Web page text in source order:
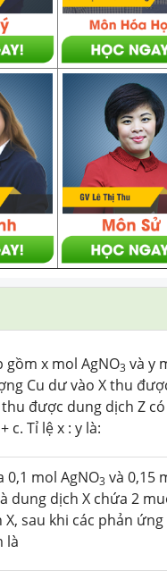
x mol AgNO3 và y
Cu dư vào X thu
được dung dịch Z
c. Tỉ lệ x : y là:
0,1 mol AgNO3 và 0,15
dung dịch X chứa 2
sau khi các phản
là